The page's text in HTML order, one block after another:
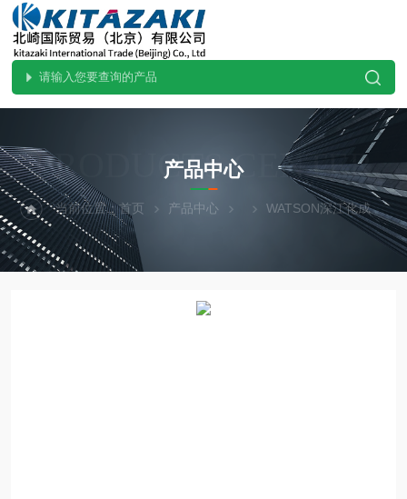
PRODUCTS CENTER
产品中心
当前位置：首页 产品中心 WATSON深江化成